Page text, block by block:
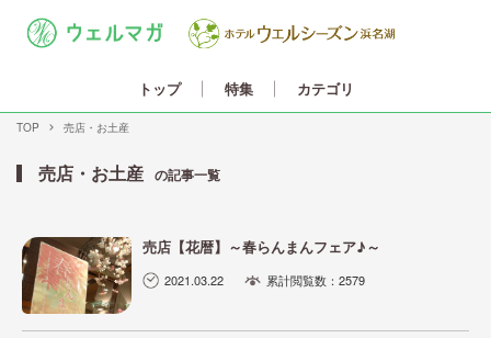
トップ 特集 カテゴリ
TOP 売店・お土産
売店・お土産 の記事一覧
売店【花暦】～春らんまんフェア♪～
2021.03.22 累計閲覧数：2579